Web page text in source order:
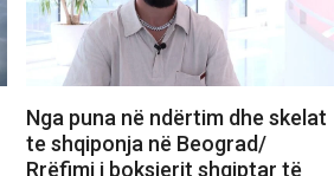
Nga puna në ndërtim dhe skelat
te shqiponja në Beograd/
Rrëfimi i boksierit shqiptar të